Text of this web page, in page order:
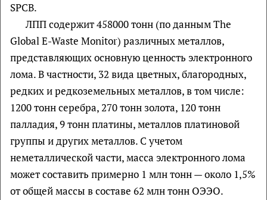
SPCB.
ЛПП содержит 458000 тонн (по данным The
Global E-Waste Monitor) различных металлов,
представляющих основную ценность электронного
лома. В частности, 32 вида цветных, благородных,
редких и редкоземельных металлов, в том числе:
1200 тонн серебра, 270 тонн золота, 120 тонн
палладия, 9 тонн платины, металлов платиновой
группы и других металлов. С учетом
неметаллической части, масса электронного лома
может составить примерно 1 млн тонн — около 1,5%
от общей массы в составе 62 млн тонн ОЭЭО.